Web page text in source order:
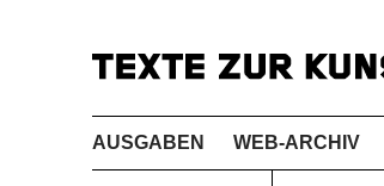
AUSGABEN WEB-ARCHIV